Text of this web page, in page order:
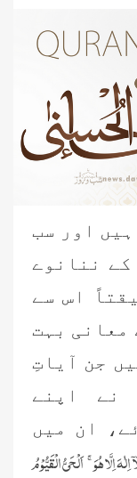
اور سب
کے ننانوے
اس سے
معانی بہت
جن آیاتِ
نے اپنے
ان میں
اِلٰہَ اِلَّا ہُوَ ۚ اَلْحَیُّ الْقَیُّوۡمُ